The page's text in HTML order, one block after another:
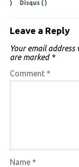
) Disqus ( )
Leave a Reply
Your email
are marked *
Comment *
Name *